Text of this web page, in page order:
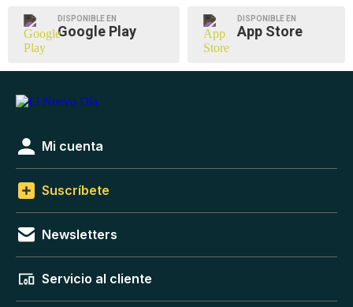
DISPONIBLE EN
Google Play
DISPONIBLE EN
App Store
Mi cuenta
Suscríbete
Newsletters
Servicio al cliente